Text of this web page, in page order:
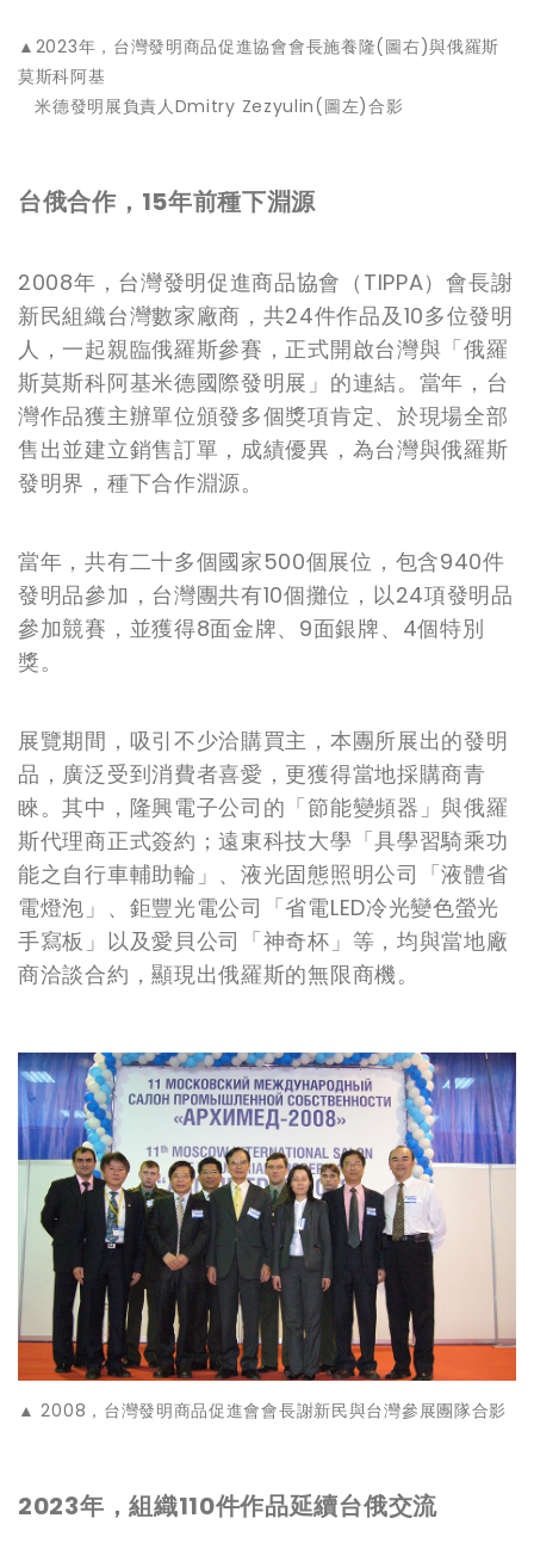
▲2023年，台灣發明商品促進協會會長施養隆(圖右)與俄羅斯
莫斯科阿基
米德發明展負責人Dmitry Zezyulin(圖左)合影
台俄合作，15年前種下淵源
2008年，台灣發明促進商品協會（TIPPA）會長謝
新民組織台灣數家廠商，共24件作品及10多位發明
人，一起親臨俄羅斯參賽，正式開啟台灣與「俄羅
斯莫斯科阿基米德國際發明展」的連結。當年，台
灣作品獲主辦單位頒發多個獎項肯定、於現場全部
售出並建立銷售訂單，成績優異，為台灣與俄羅斯
發明界，種下合作淵源。
當年，共有二十多個國家500個展位，包含940件
發明品參加，台灣團共有10個攤位，以24項發明品
參加競賽，並獲得8面金牌、9面銀牌、4個特別
獎。
展覽期間，吸引不少洽購買主，本團所展出的發明
品，廣泛受到消費者喜愛，更獲得當地採購商青
睞。其中，隆興電子公司的「節能變頻器」與俄羅
斯代理商正式簽約；遠東科技大學「具學習騎乘功
能之自行車輔助輪」、液光固態照明公司「液體省
電燈泡」、鉅豐光電公司「省電LED冷光變色螢光
手寫板」以及愛貝公司「神奇杯」等，均與當地廠
商洽談合約，顯現出俄羅斯的無限商機。
▲ 2008，台灣發明商品促進會會長謝新民與台灣參展團隊合影
2023年，組織110件作品延續台俄交流